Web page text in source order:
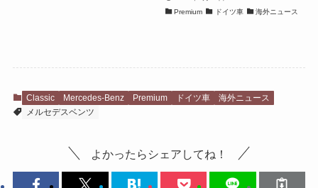
Premium
ドイツ車 海外ニュース
Classic Mercedes-Benz Premium ドイツ車
海外ニュース
メルセデスベンツ
よかったらシェアしてね！